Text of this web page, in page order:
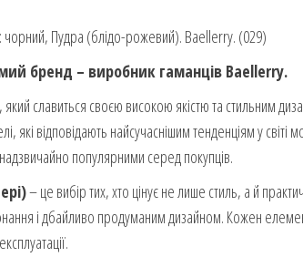
чорний, Пудра (блідо-рожевий). Baellerry. (029)
бренд – виробник гаманців Baellerry.
славиться своєю високою якістю та стильним
які відповідають найсучаснішим тенденціям у світі
популярними серед покупців.
– це вибір тих, хто цінує не лише стиль, а й
і дбайливо продуманим дизайном. Кожен